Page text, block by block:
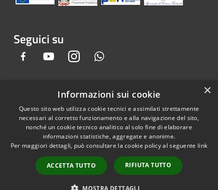
Seguici su
Facebook YoutubeInstagram
Accessibilità
Privacy
Mappa del sito
Dichiarazione e Feedback
accessibilità sito e app
Gandino • Powered by
Municipium•Accesso
redazione
×
Informazioni sui cookie
Questo sito web utilizza cookie tecnici e assimilati strettamente
necessari al corretto funzionamento e alla navigazione del sito,
nonché un cookie tecnico analitico al solo fine di elaborare
informazioni statistiche, aggregate e anonime.
Per maggiori dettagli, può consultare la cookie policy al seguente link
ACCETTA TUTTO RIFIUTA TUTTO
MOSTRA DETTAGLI